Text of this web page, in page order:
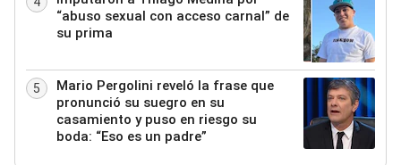
“abuso sexual con acceso carnal” de
su prima
5
Mario Pergolini reveló la frase que
pronunció su suegro en su
casamiento y puso en riesgo su
boda: “Eso es un padre”